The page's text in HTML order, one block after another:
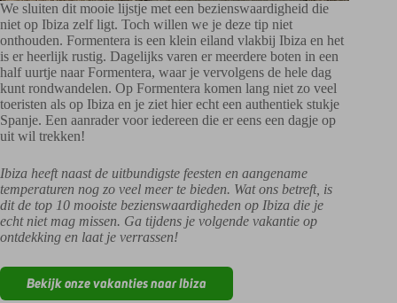
We sluiten dit mooie lijstje met een bezienswaardigheid die
niet op Ibiza zelf ligt. Toch willen we je deze tip niet
onthouden. Formentera is een klein eiland vlakbij Ibiza en het
is er heerlijk rustig. Dagelijks varen er meerdere boten in een
half uurtje naar Formentera, waar je vervolgens de hele dag
kunt rondwandelen. Op Formentera komen lang niet zo veel
toeristen als op Ibiza en je ziet hier echt een authentiek stukje
Spanje. Een aanrader voor iedereen die er eens een dagje op
uit wil trekken!
Ibiza heeft naast de uitbundigste feesten en aangename
temperaturen nog zo veel meer te bieden. Wat ons betreft, is
dit de top 10 mooiste bezienswaardigheden op Ibiza die je
echt niet mag missen. Ga tijdens je volgende vakantie op
ontdekking en laat je verrassen!
Bekijk onze vakanties naar Ibiza